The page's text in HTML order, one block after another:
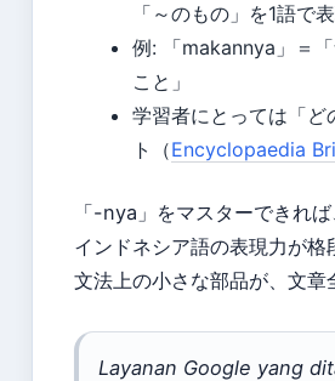
「～のもの」を1語で
例: 「makannya」＝
こと」
学習者にとっては「ど
ト（Encyclopaedia
「-nya」をマスターできれば
インドネシア語の表現力が
文法上の小さな部品が、文
Layanan Google yang